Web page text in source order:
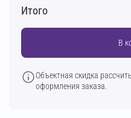
Итого
В
Объектная скидка
оформления заказа.